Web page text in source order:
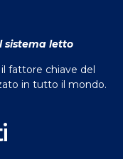
sistema letto
fattore chiave del
in tutto il mondo.